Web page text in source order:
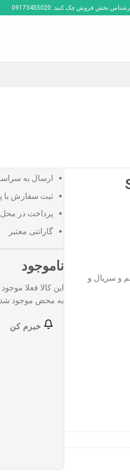
فروش چک کنید. 09173455020
و سریال و
ارسال به
ثبت سفارش با
پرداخت در محل
گارانتی معتبر
ناموجود
این کالا فعلا
به محض موجود